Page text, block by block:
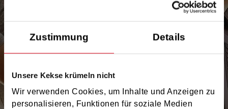
Zustimmung Details
Unsere Kekse krümeln nicht
Wir verwenden Cookies, um Inhalte und Anzeigen zu
personalisieren, Funktionen für soziale Medien
GS Schweinfurt
GS Würzburg
GS Bamberg
GS Erlangen